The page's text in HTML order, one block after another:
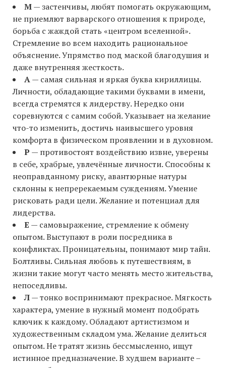
М— застенчивы, любят помогать окружающим,
не приемлют варварского отношения к природе,
борьба с жаждой стать «центром вселенной».
Стремление во всем находить рациональное
объяснение. Упрямство под маской благодушия и
даже внутренняя жесткость.
А— самая сильная и яркая буква кириллицы.
Личности, обладающие такими буквами в имени,
всегда стремятся к лидерству. Нередко они
соревнуются с самим собой. Указывает на желание
что-то изменить, достичь наивысшего уровня
комфорта в физическом проявлении и в духовном.
Р — противостоят воздействию извне, уверены
в себе, храбрые, увлечённые личности. Способны к
неоправданному риску, авантюрные натуры
склонны к непререкаемым суждениям. Умение
рисковать ради цели. Желание и потенциал для
лидерства.
Е — самовыражение, стремление к обмену
опытом. Выступают в роли посредника в
конфликтах. Проницательны, понимают мир тайн.
Болтливы. Сильная любовь к путешествиям, в
жизни такие могут часто менять место жительства,
непоседливы.
Л— тонко воспринимают прекрасное. Мягкость
характера, умение в нужный момент подобрать
ключик к каждому. Обладают артистизмом и
художественным складом ума. Желание делиться
опытом. Не тратят жизнь бессмысленно, ищут
истинное предназначение. В худшем варианте –